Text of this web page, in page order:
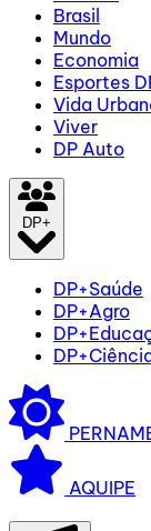
Brasil
Mundo
Economia
Esportes
Vida
Viver
DP Auto
DP+
DP+Saúde
DP+Agro
AQUIPE